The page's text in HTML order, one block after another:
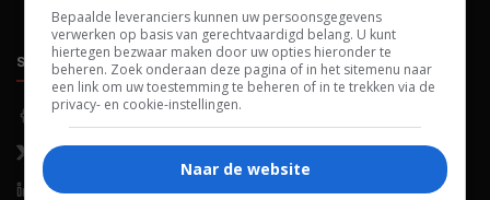
SOCIALS
Facebook
X (Twitter)
LinkedIn
ONTDEKKEN
Nieuws
Netflix
Bepaalde leveranciers kunnen uw persoonsgegevens
verwerken op basis van gerechtvaardigd belang. U kunt
hiertegen bezwaar maken door uw opties hieronder te
beheren. Zoek onderaan deze pagina of in het sitemenu naar
een link om uw toestemming te beheren of in te trekken via de
privacy- en cookie-instellingen.
Naar de website